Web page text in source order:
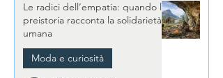
Le radici dell’empatia: quando la
preistoria racconta la solidarietà
umana
Moda e curiosità